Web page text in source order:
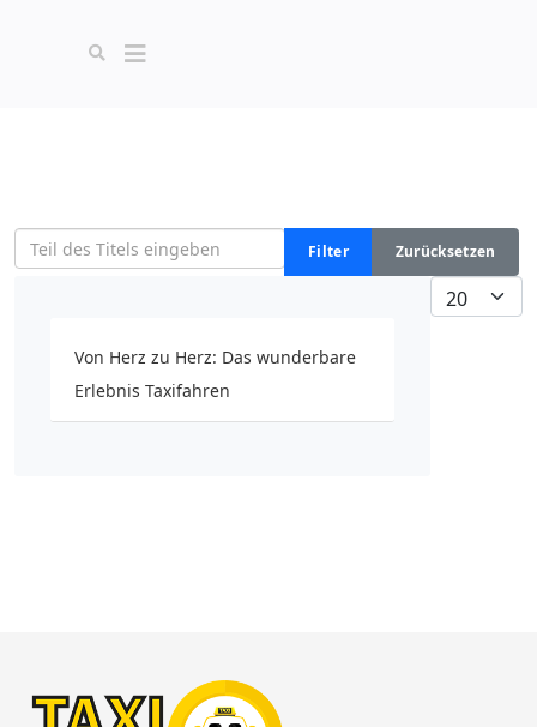
Teil des Titels eingeben
Filter Zurücksetzen
Anzeige #
Von Herz zu Herz: Das wunderbare
Erlebnis Taxifahren